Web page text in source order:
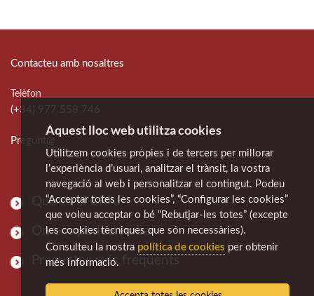
Contacteu amb nosaltres
Telèfon
(+34) 977 558 746
Pregunt@
Què és el CRAI
On ens podeu trobar
Preguntes més freqüents
Aquest lloc web utilitza cookies
Utilitzem cookies pròpies i de tercers per millorar
l’experiència d’usuari, analitzar el trànsit, la vostra
navegació al web i personalitzar el contingut. Podeu
“Acceptar totes les cookies”, “Configurar les cookies”
que voleu acceptar o bé “Rebutjar-les totes” (excepte
les cookies tècniques que són necessàries).
Consulteu la nostra política de cookies per obtenir
més informació.